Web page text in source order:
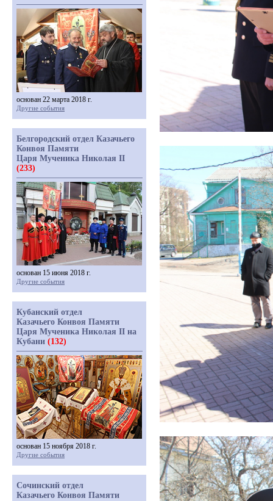
основан 22 марта 2018 г.
Другие события
Белгородский отдел Казачьего
Конвоя Памяти
Царя Мученика Николая II
(233)
основан 15 июня 2018 г.
Другие события
Кубанский отдел
Казачьего Конвоя Памяти
Царя Мученика Николая II на
Кубани (132)
основан 15 ноября 2018 г.
Другие события
Сочинский отдел
Казачьего Конвоя Памяти